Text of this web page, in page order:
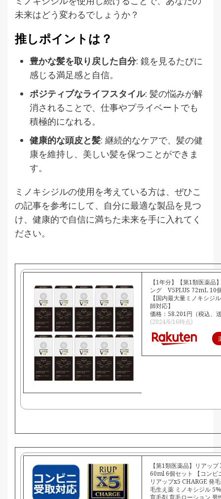
未来はどう変わるでしょうか？
推しポイントは？
豊かな髪を取り戻した自分: 鏡を見るたびに
感じる満足感と自信。
ポジティブなライフスタイル: 髪の悩みが解
消されることで、仕事やプライベートでも
積極的になれる。
健康的な頭皮と髪: 継続的なケアで、髪の健
康を維持し、美しい髪を保つことができま
す。
ミノキシジルの使用を考えている方は、ぜひこ
の記事を参考にして、自分に最適な製品を見つ
け、健康的で自信に満ちた未来を手に入れてく
ださい。
【1年分】【第1類医薬品
ング V5PLUS 72mL 10
【国内最大量ミノキシジ
師対応】
価格：58,201円（税込、
(2024/6/16時点)
【第1類医薬品】リアッ
60ml 6個セット 【コンビ
リアップx5 CHARGE 発
毛生え薬 ミノキシジル